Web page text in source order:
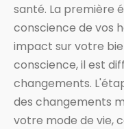
santé. La première
conscience de vos
impact sur votre
conscience, il est
changements.
des changements
votre mode de vie,